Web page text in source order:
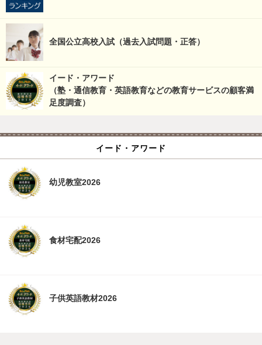
全国公立高校入試（過去入試問題・正答）
イード・アワード
（塾・通信教育・英語教育などの教育サービスの顧客満
足度調査）
イード・アワード
幼児教室2026
食材宅配2026
子供英語教材2026